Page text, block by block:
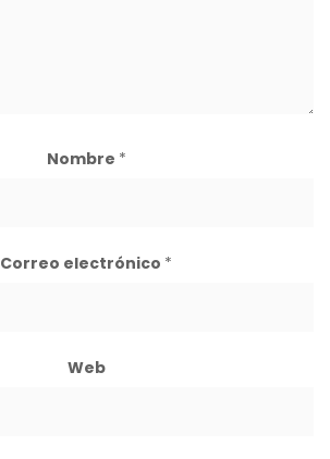
Nombre *
Correo electrónico *
Web